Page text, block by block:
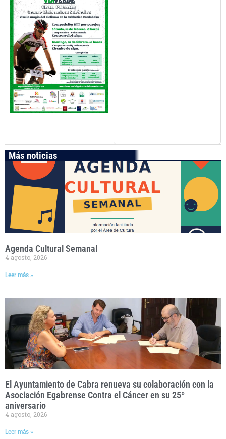
Más noticias
Agenda Cultural Semanal
4 agosto, 2026
Leer más »
El Ayuntamiento de Cabra renueva su colaboración con la
Asociación Egabrense Contra el Cáncer en su 25º
aniversario
4 agosto, 2026
Leer más »